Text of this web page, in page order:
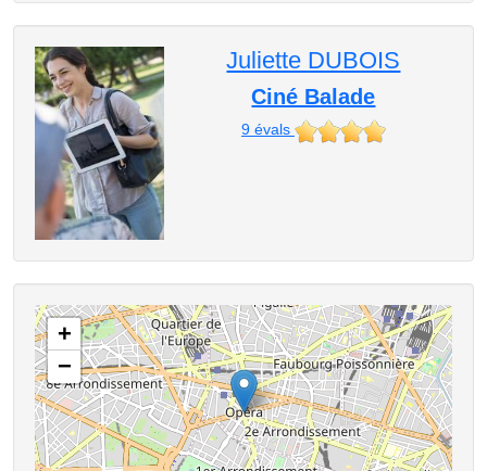
Juliette DUBOIS
Ciné Balade
9évals
+
−